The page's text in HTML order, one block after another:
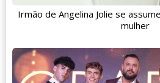
Irmão de Angelina Jolie se
mulher